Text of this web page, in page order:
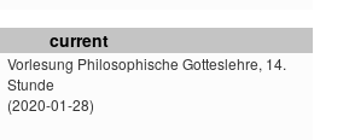
current
Vorlesung Philosophische Gotteslehre, 14.
Stunde
(2020-01-28)